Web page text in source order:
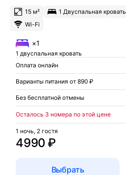
15 м²
1 Двуспальная кровать
Wi-Fi
×1
1 двуспальная кровать
Оплата онлайн
Варианты питания от 890 ₽
Без бесплатной отмены
Осталось 3 номера по этой цене
4990 ₽
1 ночь, 2 гостя
Выбрать